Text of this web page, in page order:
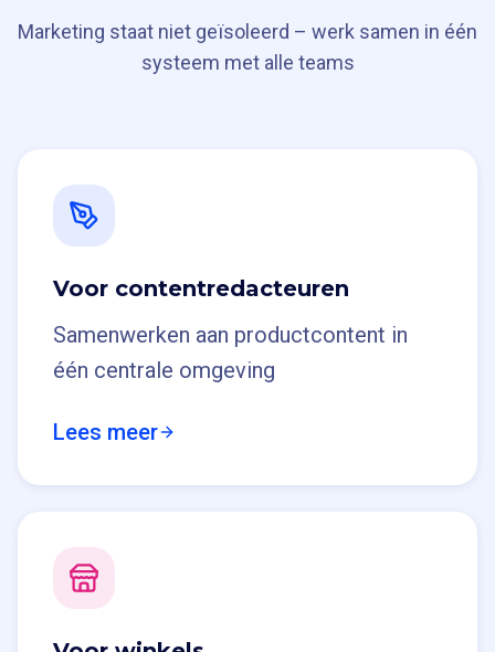
Marketing staat niet geïsoleerd – werk samen in één
systeem met alle teams
Voor contentredacteuren
Samenwerken aan productcontent in
één centrale omgeving
Lees meer